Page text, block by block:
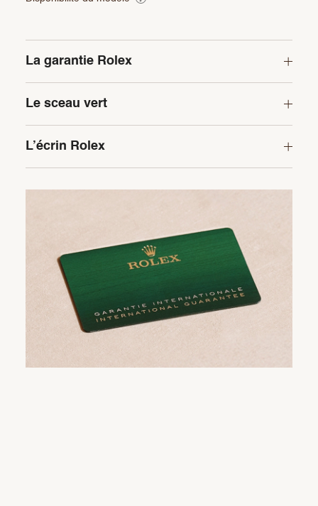
La garantie Rolex
Le sceau vert
L’écrin Rolex